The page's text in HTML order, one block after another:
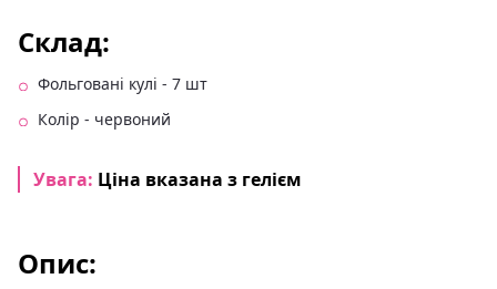
Склад:
Фольговані кулі - 7 шт
Колір - червоний
Увага: Ціна вказана з гелієм
Опис: